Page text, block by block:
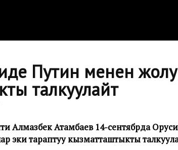
Путин менен
талкуулайт
Алмазбек Атамбаев 14-сентябрда
эки тараптуу кызматташтыкты